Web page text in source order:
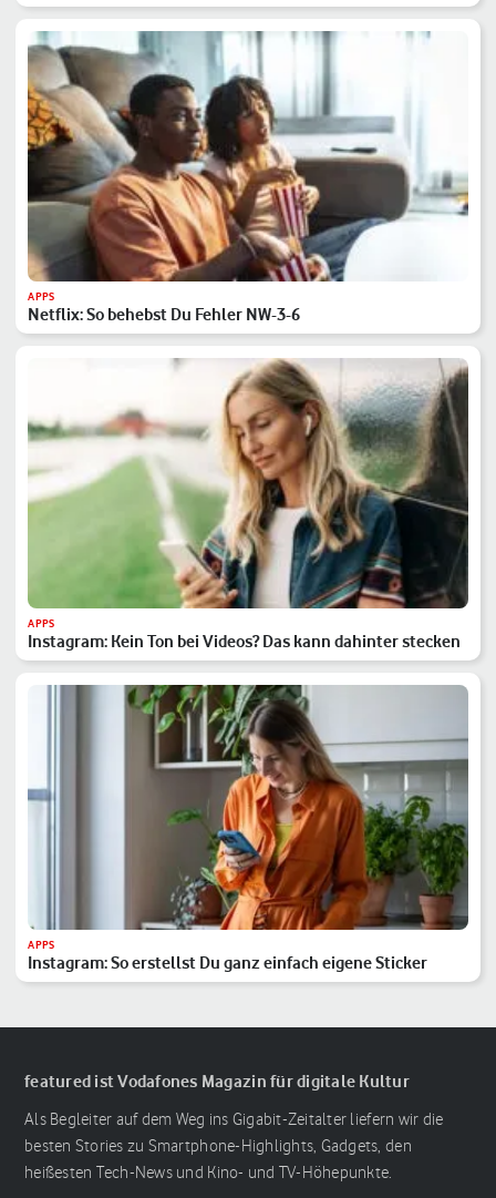
APPS
Netflix: So behebst Du Fehler NW-3-6
APPS
Instagram: Kein Ton bei Videos? Das kann dahinter stecken
APPS
Instagram: So erstellst Du ganz einfach eigene Sticker
featured ist Vodafones Magazin für digitale Kultur
Als Begleiter auf dem Weg ins Gigabit-Zeitalter liefern wir die
besten Stories zu Smartphone-Highlights, Gadgets, den
heißesten Tech-News und Kino- und TV-Höhepunkte.